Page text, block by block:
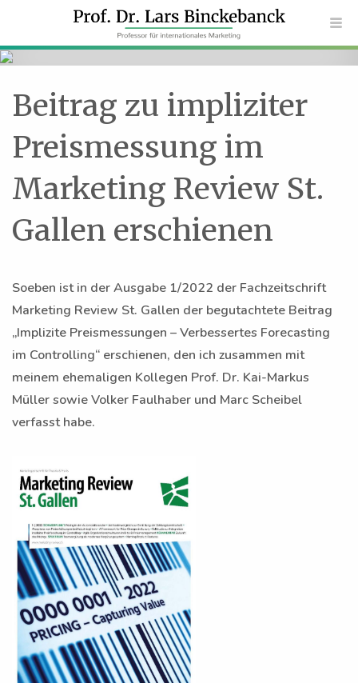
Beitrag zu impliziter
Preismessung im
Marketing Review St.
Gallen erschienen
Soeben ist in der Ausgabe 1/2022 der Fachzeitschrift
Marketing Review St. Gallen der begutachtete Beitrag
„Implizite Preismessungen – Verbessertes Forecasting
im Controlling“ erschienen, den ich zusammen mit
meinem ehemaligen Kollegen Prof. Dr. Kai-Markus
Müller sowie Volker Faulhaber und Marc Scheibel
verfasst habe.